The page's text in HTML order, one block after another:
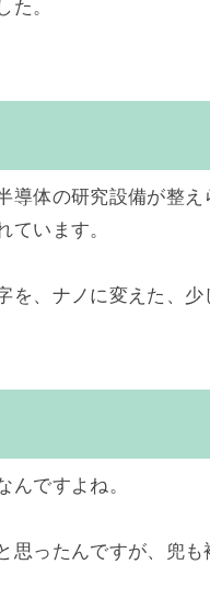
導体の研究設備が整
ています。
を、ナノに変えた、少
んですよね。
思ったんですが、兜も